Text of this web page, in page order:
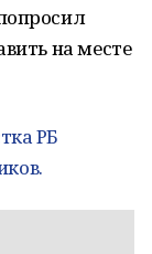
на месте
РБ